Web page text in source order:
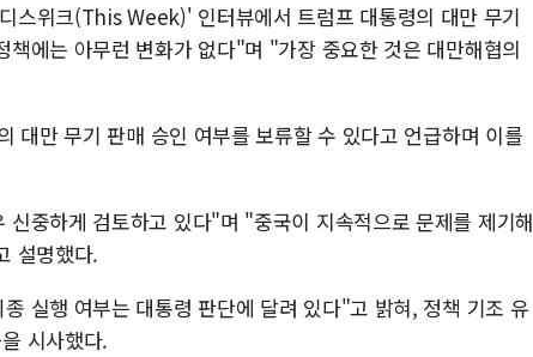
스위크(This Week)' 인터뷰에서 트럼프 대통령의 대만 무기
에는 아무런 변화가 없다"며 "가장 중요한 것은 대만해협의
대만 무기 판매 승인 여부를 보류할 수 있다고 언급하며 이를
중하게 검토하고 있다"며 "중국이 지속적으로 문제를 제기해
설명했다.
실행 여부는 대통령 판단에 달려 있다"고 밝혀, 정책 기조 유
시사했다.